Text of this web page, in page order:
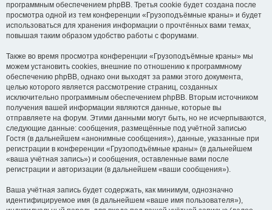
программным обеспечением phpBB. Третья cookie будет создана после
просмотра одной из тем конференции «Грузоподъёмные краны» и будет
использоваться для хранения информации о прочтённых вами темах,
повышая таким образом удобство работы с форумами.
Также во время просмотра конференции «Грузоподъёмные краны» мы
можем установить cookies, внешние по отношению к программному
обеспечению phpBB, однако они выходят за рамки этого документа,
целью которого является рассмотрение страниц, созданных
исключительно программным обеспечением phpBB. Вторым источником
получения вашей информации являются данные, которые вы
отправляете на форум. Этими данными могут быть, но не исчерпываются,
следующие данные: сообщения, размещённые под учётной записью
Гостя (в дальнейшем «анонимные сообщения»), данные, указанные при
регистрации в конференции «Грузоподъёмные краны» (в дальнейшем
«ваша учётная запись») и сообщения, оставленные вами после
регистрации и авторизации (в дальнейшем «ваши сообщения»).
Ваша учётная запись будет содержать, как минимум, однозначно
идентифицируемое имя (в дальнейшем «ваше имя пользователя»),